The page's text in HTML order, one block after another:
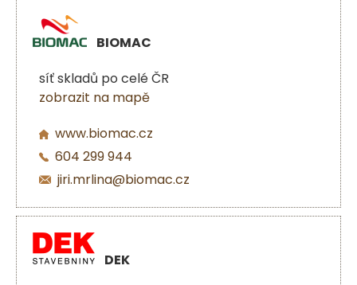
BIOMAC
síť skladů po celé ČR
zobrazit na mapě
www.biomac.cz
604 299 944
jiri.mrlina@biomac.cz
DEK